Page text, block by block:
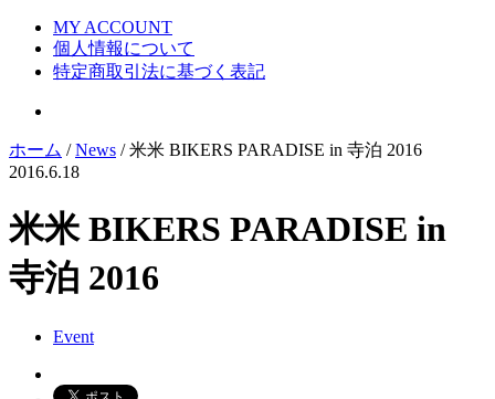
MY ACCOUNT
個人情報について
特定商取引法に基づく表記
ホーム /News / 米米 BIKERS PARADISE in 寺泊 2016
2016.6.18
米米 BIKERS PARADISE in
寺泊 2016
Event